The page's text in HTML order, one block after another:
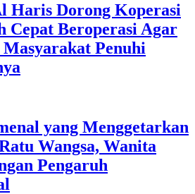
Haris Dorong Koperasi
Cepat Beroperasi Agar
Penuhi
yang Menggetarkan
Wangsa, Wanita
Pengaruh